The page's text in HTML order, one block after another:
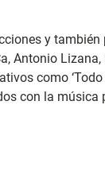
y también
Antonio Lizana,
como
con la música